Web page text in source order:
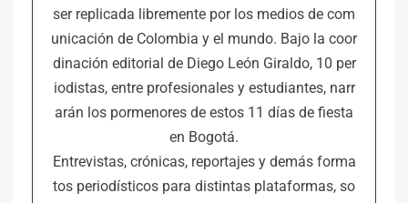
ser replicada libremente por los medios de com
unicación de Colombia y el mundo. Bajo la coor
dinación editorial de Diego León Giraldo, 10 per
iodistas, entre profesionales y estudiantes, narr
arán los pormenores de estos 11 días de fiesta
en Bogotá.
Entrevistas, crónicas, reportajes y demás forma
tos periodísticos para distintas plataformas, so